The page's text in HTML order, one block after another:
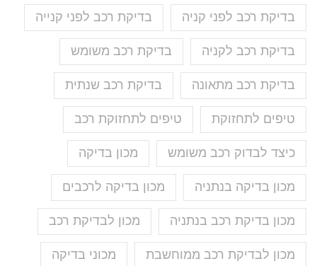
בדיקת רכב לפני קניה בדיקת רכב לפני קנייה
בדיקת רכב לקניה בדיקת רכב משומש
בדיקת רכב מתאונה בדיקת רכב שנתית
טיפים לתחזוקת טיפים לתחזוקת רכב
כיצד לבדוק רכב משומש מכון בדיקה
מכון בדיקה בנתניה מכון בדיקה לרכבים
מכון בדיקת רכב בנתניה מכון לבדיקת רכב
מכון לבדיקת רכב ממוחשבת מכוני בדיקה